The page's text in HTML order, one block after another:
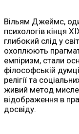
Вільям Джеймс,
психологів кінця
глибокий слід у
охоплюють
емпіризм, стали
філософській
релігії та
живий метод
відображення в
досвіду.